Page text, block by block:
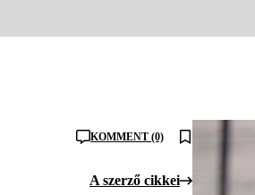
KOMMENT (0)
A szerző cikkei